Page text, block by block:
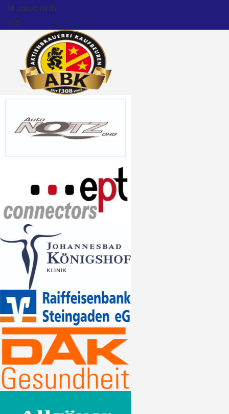
15 Jakob Hirth
V/S